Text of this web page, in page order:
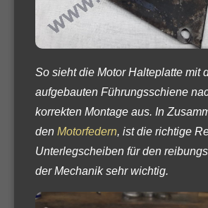
So sieht die Motor Halteplatte mit
aufgebauten Führungsschiene
korrekten Montage aus. In
den Motorfedern, ist die richtige
Unterlegscheiben für den
der Mechanik sehr wichtig.